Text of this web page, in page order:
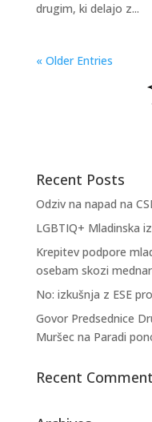
drugim, ki delajo z...
« Older Entries
Recent Posts
Odziv na napad na
LGBTIQ+ Mladinska
Krepitev podpore
osebam skozi
No: izkušnja z ESE
Govor Predsednice
Muršec na Paradi
Recent